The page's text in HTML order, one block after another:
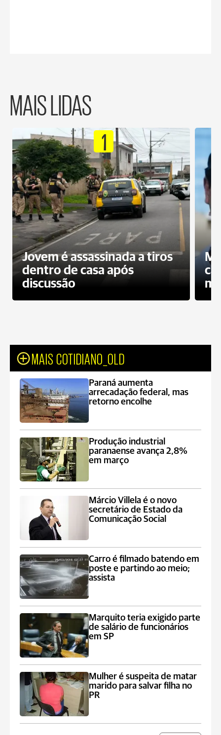
MAIS LIDAS
1
Jovem é assassinada a tiros
dentro de casa após
discussão
MAIS COTIDIANO_OLD
Paraná aumenta
arrecadação federal, mas
retorno encolhe
Produção industrial
paranaense avança 2,8%
em março
Márcio Villela é o novo
secretário de Estado da
Comunicação Social
Carro é filmado batendo em
poste e partindo ao meio;
assista
Marquito teria exigido parte
de salário de funcionários
em SP
Mulher é suspeita de matar
marido para salvar filha no
PR